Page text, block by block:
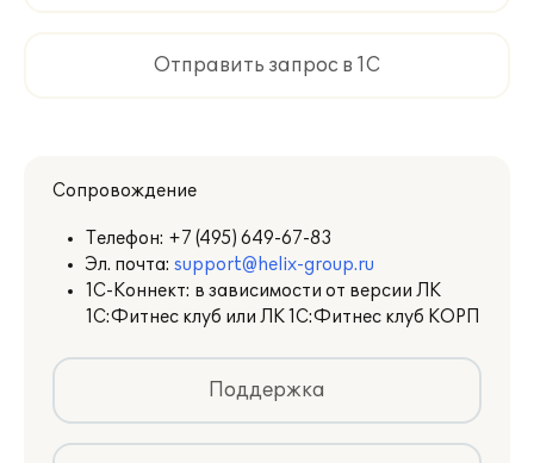
Отправить запрос в 1С
Сопровождение
Телефон: +7 (495) 649-67-83
Эл. почта: support@helix-group.ru
1С-Коннект: в зависимости от версии ЛК
1С:Фитнес клуб или ЛК 1С:Фитнес клуб КОРП
Поддержка